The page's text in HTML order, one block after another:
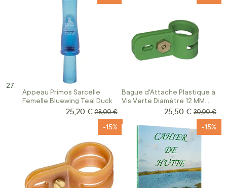
Appeau Primos Sarcelle
Femelle Bluewing Teal Duck
Prix Spécial
25,20 € Prix normal
28,00 €
Bague d'Attache Plastique à
Vis Verte Diamètre 12 MM
Prix Spécial
25,50 € Prix
30,00 €
-15% -15%